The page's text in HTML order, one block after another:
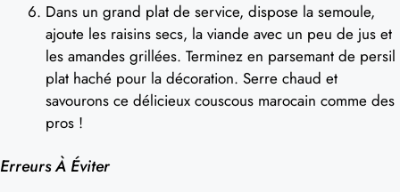
Dans un grand plat de service, dispose la semoule,
ajoute les raisins secs, la viande avec un peu de jus et
les amandes grillées. Terminez en parsemant de persil
plat haché pour la décoration. Serre chaud et
savourons ce délicieux couscous marocain comme des
pros !
Erreurs À Éviter